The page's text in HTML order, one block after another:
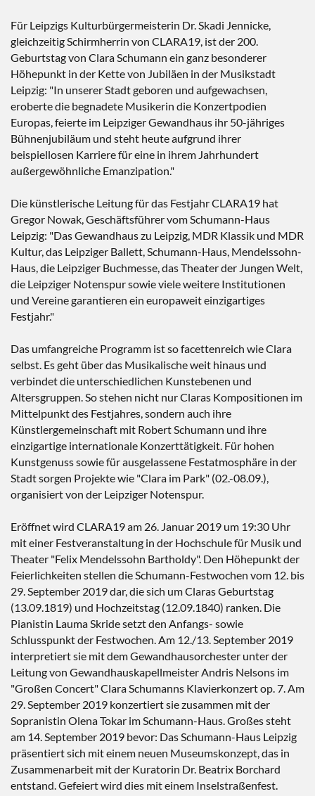
Für Leipzigs Kulturbürgermeisterin Dr. Skadi Jennicke,
gleichzeitig Schirmherrin von CLARA19, ist der 200.
Geburtstag von Clara Schumann ein ganz besonderer
Höhepunkt in der Kette von Jubiläen in der Musikstadt
Leipzig: "In unserer Stadt geboren und aufgewachsen,
eroberte die begnadete Musikerin die Konzertpodien
Europas, feierte im Leipziger Gewandhaus ihr 50-jähriges
Bühnenjubiläum und steht heute aufgrund ihrer
beispiellosen Karriere für eine in ihrem Jahrhundert
außergewöhnliche Emanzipation."
Die künstlerische Leitung für das Festjahr CLARA19 hat
Gregor Nowak, Geschäftsführer vom Schumann-Haus
Leipzig: "Das Gewandhaus zu Leipzig, MDR Klassik und MDR
Kultur, das Leipziger Ballett, Schumann-Haus, Mendelssohn-
Haus, die Leipziger Buchmesse, das Theater der Jungen Welt,
die Leipziger Notenspur sowie viele weitere Institutionen
und Vereine garantieren ein europaweit einzigartiges
Festjahr."
Das umfangreiche Programm ist so facettenreich wie Clara
selbst. Es geht über das Musikalische weit hinaus und
verbindet die unterschiedlichen Kunstebenen und
Altersgruppen. So stehen nicht nur Claras Kompositionen im
Mittelpunkt des Festjahres, sondern auch ihre
Künstlergemeinschaft mit Robert Schumann und ihre
einzigartige internationale Konzerttätigkeit. Für hohen
Kunstgenuss sowie für ausgelassene Festatmosphäre in der
Stadt sorgen Projekte wie "Clara im Park" (02.-08.09.),
organisiert von der Leipziger Notenspur.
Eröffnet wird CLARA19 am 26. Januar 2019 um 19:30 Uhr
mit einer Festveranstaltung in der Hochschule für Musik und
Theater "Felix Mendelssohn Bartholdy". Den Höhepunkt der
Feierlichkeiten stellen die Schumann-Festwochen vom 12. bis
29. September 2019 dar, die sich um Claras Geburtstag
(13.09.1819) und Hochzeitstag (12.09.1840) ranken. Die
Pianistin Lauma Skride setzt den Anfangs- sowie
Schlusspunkt der Festwochen. Am 12./13. September 2019
interpretiert sie mit dem Gewandhausorchester unter der
Leitung von Gewandhauskapellmeister Andris Nelsons im
"Großen Concert" Clara Schumanns Klavierkonzert op. 7. Am
29. September 2019 konzertiert sie zusammen mit der
Sopranistin Olena Tokar im Schumann-Haus. Großes steht
am 14. September 2019 bevor: Das Schumann-Haus Leipzig
präsentiert sich mit einem neuen Museumskonzept, das in
Zusammenarbeit mit der Kuratorin Dr. Beatrix Borchard
entstand. Gefeiert wird dies mit einem Inselstraßenfest.